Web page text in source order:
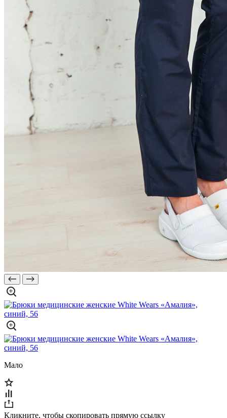
Мало
Кликните, чтобы скопировать прямую ссылку